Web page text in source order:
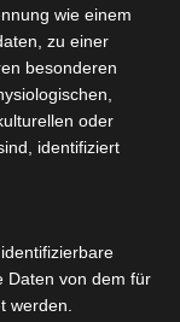
wie einem
zu einer
besonderen
oder
identifiziert
Daten von dem für
werden.